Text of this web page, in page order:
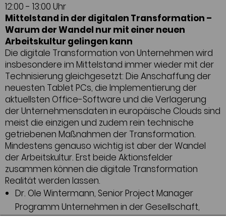
12:00 - 13:00 Uhr
Mittelstand in der digitalen Transformation –
Warum der Wandel nur mit einer neuen
Arbeitskultur gelingen kann
Die digitale Transformation von Unternehmen wird
insbesondere im Mittelstand immer wieder mit der
Technisierung gleichgesetzt: Die Anschaffung der
neuesten Tablet PCs, die Implementierung der
aktuellsten Office-Software und die Verlagerung
der Unternehmensdaten in europäische Clouds sind
meist die einzigen und zudem rein technische
getriebenen Maßnahmen der Transformation.
Mindestens genauso wichtig ist aber der Wandel
der Arbeitskultur. Erst beide Aktionsfelder
zusammen können die digitale Transformation
Realität werden lassen.
Dr. Ole Wintermann, Senior Project Manager
Programm Unternehmen in der Gesellschaft,